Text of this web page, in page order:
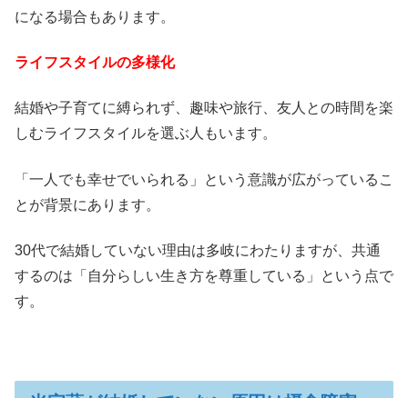
になる場合もあります。
ライフスタイルの多様化
結婚や子育てに縛られず、趣味や旅行、友人との時間を楽
しむライフスタイルを選ぶ人もいます。
「一人でも幸せでいられる」という意識が広がっているこ
とが背景にあります。
30代で結婚していない理由は多岐にわたりますが、共通
するのは「自分らしい生き方を尊重している」という点で
す。